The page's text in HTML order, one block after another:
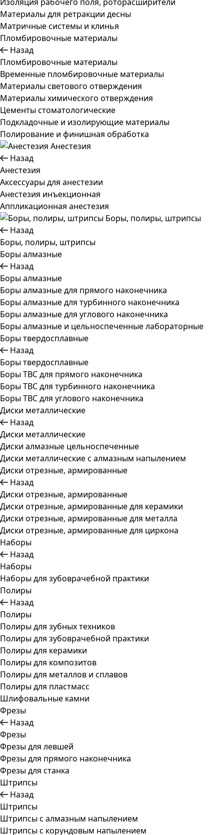
Материалы для ретракции десны
Матричные системы и клинья
Пломбировочные материалы
Назад
Пломбировочные материалы
Временные пломбировочные материалы
Материалы светового отверждения
Материалы химического отверждения
Цементы стоматологические
Подкладочные и изолирующие материалы
Полирование и финишная обработка
Анестезия
Назад
Анестезия
Аксессуары для анестезии
Анестезия инъекционная
Аппликационная анестезия
Боры, полиры, штрипсы
Назад
Боры, полиры, штрипсы
Боры алмазные
Назад
Боры алмазные
Боры алмазные для прямого наконечника
Боры алмазные для турбинного наконечника
Боры алмазные для углового наконечника
Боры алмазные и цельноспеченные лабораторные
Боры твердосплавные
Назад
Боры твердосплавные
Боры ТВС для прямого наконечника
Боры ТВС для турбинного наконечника
Боры ТВС для углового наконечника
Диски металлические
Назад
Диски металлические
Диски алмазные цельноспеченные
Диски металлические с алмазным напылением
Диски отрезные, армированные
Назад
Диски отрезные, армированные
Диски отрезные, армированные для керамики
Диски отрезные, армированные для металла
Диски отрезные, армированные для циркона
Наборы
Назад
Наборы
Наборы для зубоврачебной практики
Полиры
Назад
Полиры
Полиры для зубных техников
Полиры для зубоврачебной практики
Полиры для керамики
Полиры для композитов
Полиры для металлов и сплавов
Полиры для пластмасс
Шлифовальные камни
Фрезы
Назад
Фрезы
Фрезы для левшей
Фрезы для прямого наконечника
Фрезы для станка
Штрипсы
Назад
Штрипсы
Штрипсы c алмазным напылением
Штрипсы c корундовым напылением